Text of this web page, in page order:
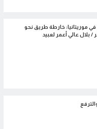
في موريتانيا: خارطة طريق نحو
عالي أعمر لعبيد